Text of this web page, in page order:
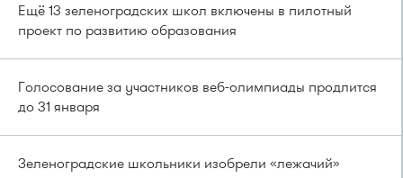
Ещё 13 зеленоградских школ включены в пилотный
проект по развитию образования
Голосование за участников веб-олимпиады продлится
до 31 января
Зеленоградские школьники изобрели «лежачий»